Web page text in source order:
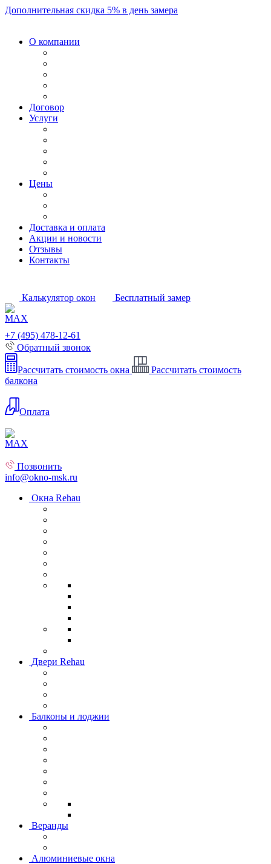
Дополнительная скидка 5% в день замера
О компании
Договор
Услуги
Цены
Доставка и оплата
Акции и новости
Отзывы
Контакты
Калькулятор окон Бесплатный замер
+7 (495) 478-12-61
Обратный звонок
Рассчитать стоимость окна
Рассчитать стоимость
балкона
Оплата
Позвонить
info@okno-msk.ru
Окна Rehau
Двери Rehau
Балконы и лоджии
Веранды
Алюминиевые окна